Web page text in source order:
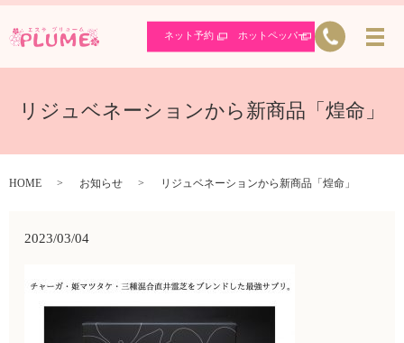
ネット予約 ホットペッパー
リジュベネーションから新商品「煌命」
HOME お知らせ リジュベネーションから新商品「煌命」
2023/03/04